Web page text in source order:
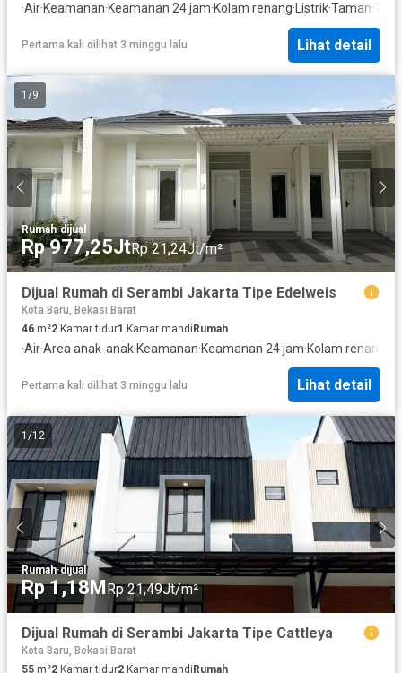
·Air·Keamanan·Keamanan 24 jam·Kolam renang·Listrik·Taman·
Pertama kali dilihat 3 minggu lalu Lihat detail
1 /9
Rumah·dijual
Rp 977,25JtRp 21,24Jt/m²
Dijual Rumah di Serambi Jakarta Tipe Edelweis
Kota Baru, Bekasi Barat
46 m²2 Kamar tidur1 Kamar mandi Rumah
·Air·Area anak-anak·Keamanan·Keamanan 24 jam·Kolam renang
Pertama kali dilihat 3 minggu lalu Lihat detail
1/12
Rumah·dijual
Rp 1,18MRp 21,49Jt/m²
Dijual Rumah di Serambi Jakarta Tipe Cattleya
Kota Baru, Bekasi Barat
55 m²2 Kamar tidur2 Kamar mandiRumah